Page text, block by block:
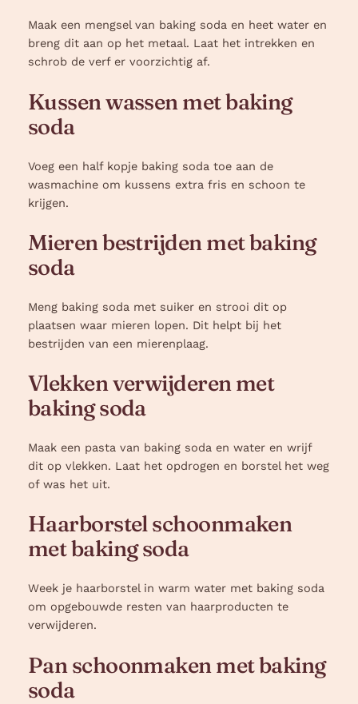
Maak een mengsel van baking soda en heet water en
breng dit aan op het metaal. Laat het intrekken en
schrob de verf er voorzichtig af.
Kussen wassen met baking
soda
Voeg een half kopje baking soda toe aan de
wasmachine om kussens extra fris en schoon te
krijgen.
Mieren bestrijden met baking
soda
Meng baking soda met suiker en strooi dit op
plaatsen waar mieren lopen. Dit helpt bij het
bestrijden van een mierenplaag.
Vlekken verwijderen met
baking soda
Maak een pasta van baking soda en water en wrijf
dit op vlekken. Laat het opdrogen en borstel het weg
of was het uit.
Haarborstel schoonmaken
met baking soda
Week je haarborstel in warm water met baking soda
om opgebouwde resten van haarproducten te
verwijderen.
Pan schoonmaken met baking
soda